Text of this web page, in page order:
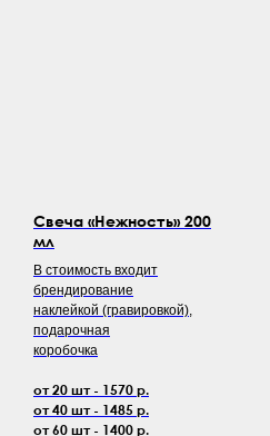
Свеча «Нежность» 200
мл
В стоимость входит
брендирование
наклейкой (гравировкой),
подарочная
коробочка
от 20 шт - 1570 р.
от 40 шт - 1485 р.
от 60 шт - 1400 р.